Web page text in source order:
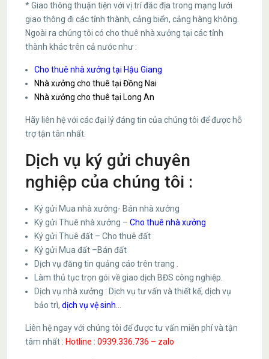
* Giao thông thuận tiện với vị trí đắc địa trong mạng lưới
giao thông đi các tỉnh thành, cảng biển, cảng hàng không.
Ngoài ra chúng tôi có cho thuê nhà xưởng tại các tỉnh
thành khác trên cả nước như :
Cho thuê nhà xưởng tại Hậu Giang
Nhà xưởng cho thuê tại Đồng Nai
Nhà xưởng cho thuê tại Long An
Hãy liên hệ với các đại lý đáng tin của chúng tôi để được hỗ
trợ tận tân nhất.
Dịch vụ ký gửi chuyên
nghiệp của chúng tôi :
Ký gửi Mua nhà xưởng- Bán nhà xưởng
Ký gửi Thuê nhà xưởng – Cho thuê nhà xưởng
Ký gửi Thuê đất – Cho thuê đất
Ký gửi Mua đất –Bán đất
Dịch vụ đăng tin quảng cáo trên trang .
Làm thủ tục trọn gói về giao dịch BĐS công nghiệp.
Dịch vụ nhà xưởng : Dịch vụ tư vấn và thiết kế, dịch vụ
bảo trì, dịch vụ vệ sinh…
Liên hệ ngay với chúng tôi để được tư vấn miễn phí và tận
tâm nhất : Hotline : 0939.336.736 – zalo